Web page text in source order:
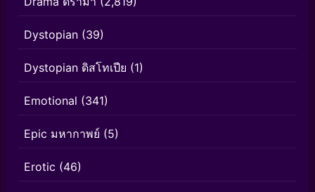
Dystopian (39)
Dystopian ดิสโทเปีย (1)
Emotional (341)
Epic มหากาพย์ (5)
Erotic (46)